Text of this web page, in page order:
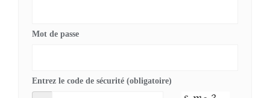
Mot de passe
Entrez le code de sécurité (obligatoire)